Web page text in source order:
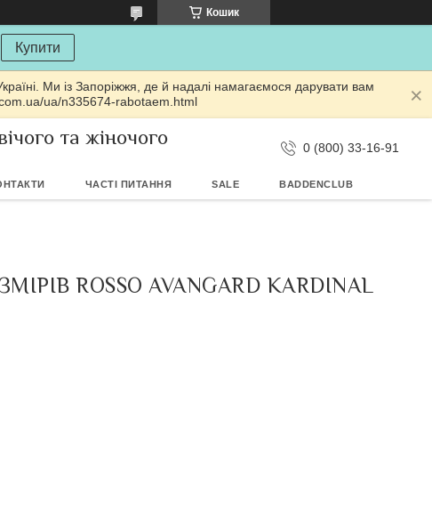
Кошик
Купити
Ми із Запоріжжя, де й надалі намагаємося дарувати вам
ua/n335674-rabotaem.html
та жіночого
0 (800) 33-16-91
ЧАСТІ ПИТАННЯ SALE BADDENCLUB
ROSSO AVANGARD KARDINAL